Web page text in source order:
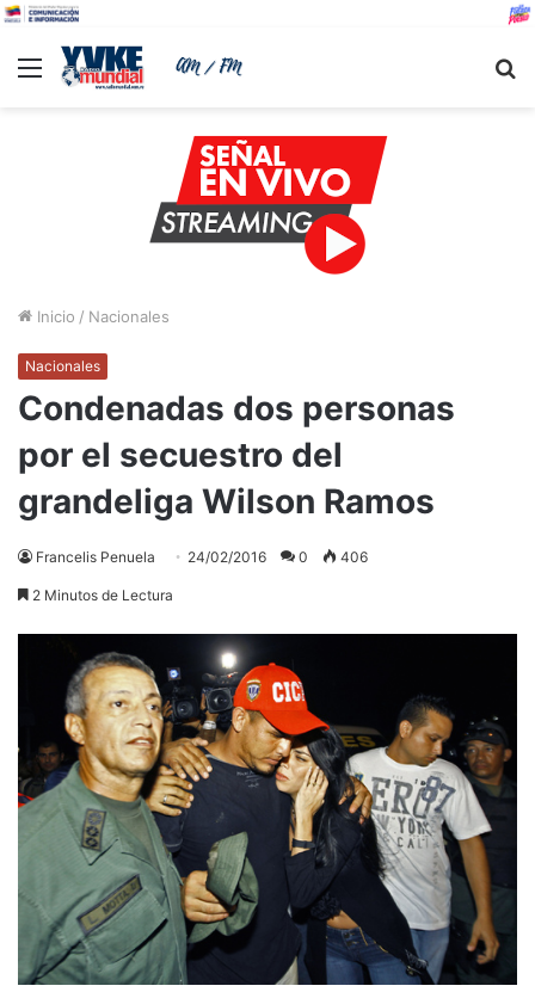
Menu
Inicio / Nacionales
Nacionales
Condenadas dos personas
por el secuestro del
grandeliga Wilson Ramos
Francelis Penuela 24/02/2016 0 406
2 Minutos de Lectura